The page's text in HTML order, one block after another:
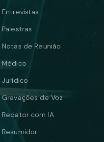
Entrevistas
Palestras
Notas de Reunião
Médico
Jurídico
Gravações de Voz
Redator com IA
Resumidor